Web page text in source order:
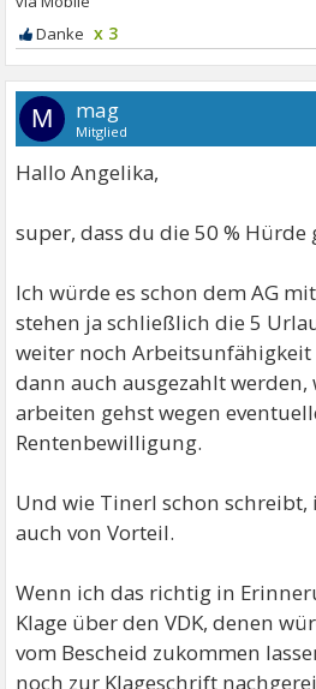
x 3
M mag
Mitglied
Hallo Angelika,
super, dass du die 50 % Hürde
Ich würde es schon dem AG
stehen ja schließlich die 5
weiter noch
dann auch ausgezahlt
arbeiten gehst wegen
Rentenbewilligung.
Und wie Tinerl schon schreibt,
auch von Vorteil.
Wenn ich das richtig in
Klage über den VDK, denen
vom Bescheid zukommen
noch zur Klageschrift